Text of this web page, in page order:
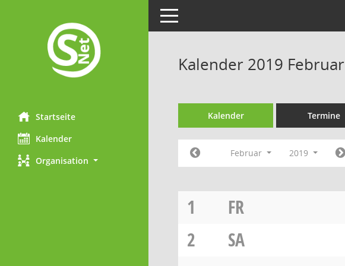
Startseite
Kalender
Organisation
Toggle navigation
Kalender 2019 Februar
Kalender Termine
Februar 2019
1
FR
2
SA